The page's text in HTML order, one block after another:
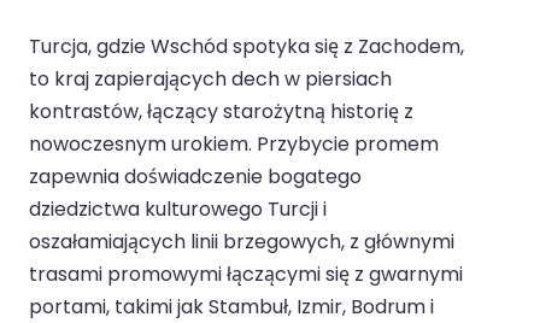
Turcja, gdzie Wschód spotyka się z Zachodem,
to kraj zapierających dech w piersiach
kontrastów, łączący starożytną historię z
nowoczesnym urokiem. Przybycie promem
zapewnia doświadczenie bogatego
dziedzictwa kulturowego Turcji i
oszałamiających linii brzegowych, z głównymi
trasami promowymi łączącymi się z gwarnymi
portami, takimi jak Stambuł, Izmir, Bodrum i